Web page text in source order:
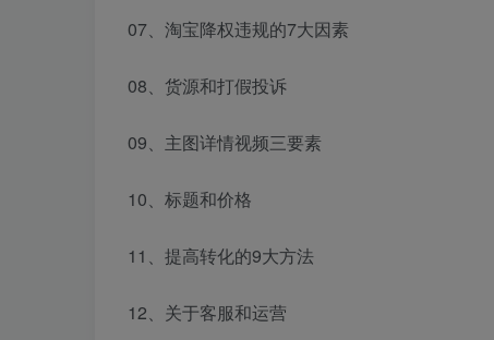
07、淘宝降权违规的7大因素
08、货源和打假投诉
09、主图详情视频三要素
10、标题和价格
11、提高转化的9大方法
12、关于客服和运营